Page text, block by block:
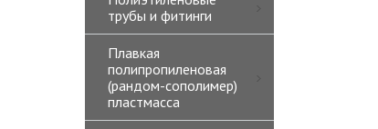
трубы и фитинги
Плавкая
полипропиленовая
(рандом-сополимер)
пластмасса